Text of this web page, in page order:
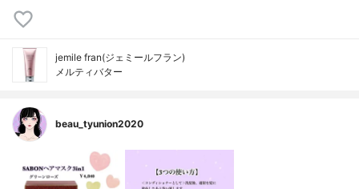
jemile fran(ジェミールフラン)
メルティバター
beau_tyunion2020